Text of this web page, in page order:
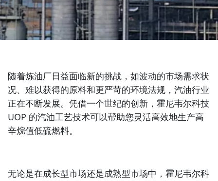
随着炼油厂日益面临新的挑战，如波动的市场需求状
况、难以获得的原料和更严苛的环境法规，汽油行业
正在不断发展。凭借一个世纪的创新，霍尼韦尔科技
UOP 的汽油工艺技术可以帮助您灵活高效地生产高
辛烷值低硫燃料。
无论是在成长型市场还是成熟型市场中，霍尼韦尔科